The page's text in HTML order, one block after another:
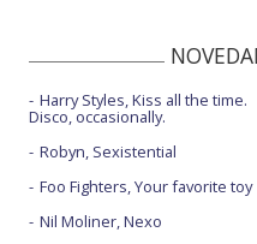
Harry Styles, Kiss all the time.
Disco, occasionally.
Robyn, Sexistential
Foo Fighters, Your favorite toy
Nil Moliner, Nexo